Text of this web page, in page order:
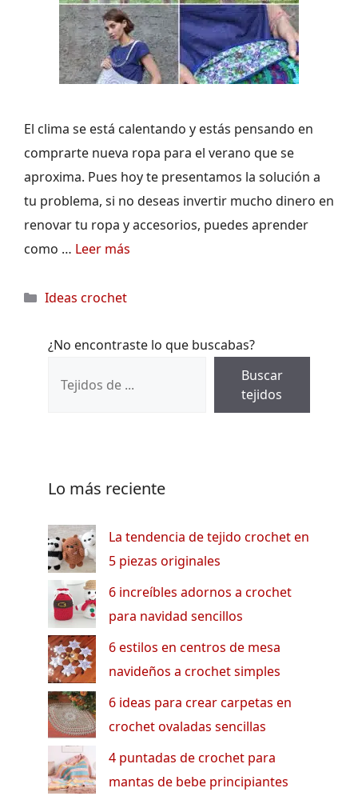
El clima se está calentando y estás pensando en
comprarte nueva ropa para el verano que se
aproxima. Pues hoy te presentamos la solución a
tu problema, si no deseas invertir mucho dinero en
renovar tu ropa y accesorios, puedes aprender
como … Leer más
Categorías
Ideas crochet
¿No encontraste lo que buscabas?
Buscar
tejidos
Lo más reciente
La tendencia de tejido crochet en
5 piezas originales
6 increíbles adornos a crochet
para navidad sencillos
6 estilos en centros de mesa
navideños a crochet simples
6 ideas para crear carpetas en
crochet ovaladas sencillas
4 puntadas de crochet para
mantas de bebe principiantes